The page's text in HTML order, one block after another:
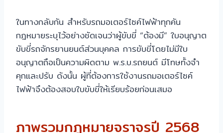
ในทางกลับกัน สำหรับรถมอเตอร์ไซค์ไฟฟ้าทุกคัน
กฎหมายระบุไว้อย่างชัดเจนว่าผู้ขับขี่ “ต้องมี” ใบอนุญาต
ขับขี่รถจักรยานยนต์ส่วนบุคคล การขับขี่โดยไม่มีใบ
อนุญาตถือเป็นความผิดตาม พ.ร.บ.รถยนต์ มีโทษทั้งจำ
คุกและปรับ ดังนั้น ผู้ที่ต้องการใช้งานรถมอเตอร์ไซค์
ไฟฟ้าจึงต้องสอบใบขับขี่ให้เรียบร้อยก่อนเสมอ
ภาพรวมกฎหมายจราจรปี 2568